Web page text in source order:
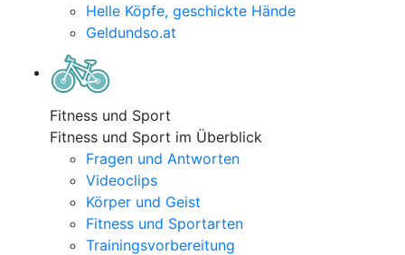
Helle Köpfe, geschickte Hände
Geldundso.at
Fitness und Sport
Fitness und Sport im Überblick
Fragen und Antworten
Videoclips
Körper und Geist
Fitness und Sportarten
Trainingsvorbereitung